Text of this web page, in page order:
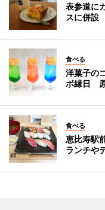
表参道に
スに併設
食べる
洋菓子の
ボ縁日
食べる
恵比寿駅
ランチや